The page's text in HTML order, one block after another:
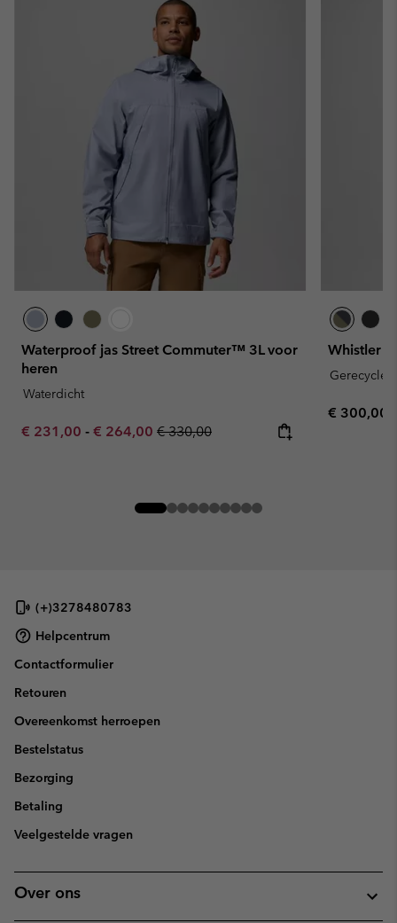
Waterproof jas Street Commuter™ 3L voor
heren
Waterdicht
Minimum sale price:
€ 231,00 - Maximum sale price:
€ 264,00 Regular price:
€ 330,00
Whistler
Regular
€ 300,00
(+)3278480783
Helpcentrum
Contactformulier
Retouren
Overeenkomst herroepen
Bestelstatus
Bezorging
Betaling
Veelgestelde vragen
Over ons